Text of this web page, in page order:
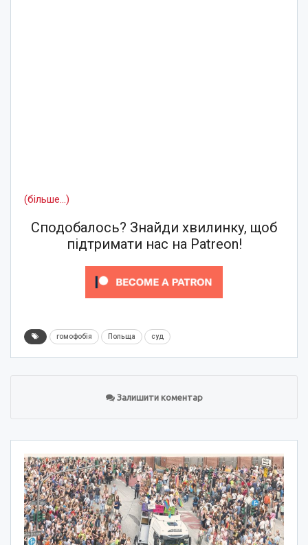
(більше…)
Сподобалось? Знайди хвилинку, щоб
підтримати нас на Patreon!
гомофобія Польща суд
Залишити коментар